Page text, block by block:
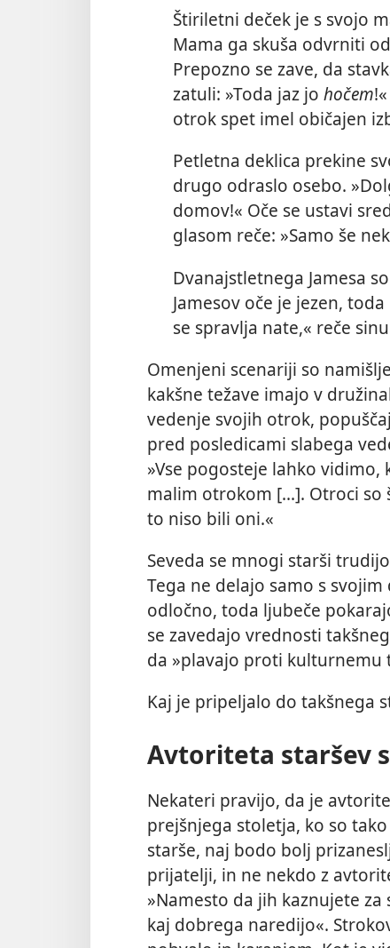
Štiriletni deček je s svojo
Mama ga skuša odvrniti
Prepozno se zave, da
zatuli: »Toda jaz jo hočem
otrok spet imel običajen
Petletna deklica prekine
drugo odraslo osebo.
domov!« Oče se ustavi
glasom reče: »Samo še
Dvanajstletnega Jamesa
Jamesov oče je jezen,
se spravlja nate,« reče
Omenjeni scenariji so
kakšne težave imajo v
vedenje svojih otrok,
pred posledicami slabega
»Vse pogosteje lahko
malim otrokom [...]. Otroci so
to niso bili oni.«
Seveda se mnogi starši
Tega ne delajo samo s
odločno, toda ljubeče
se zavedajo vrednosti
da »plavajo proti kulturnemu
Kaj je pripeljalo do takšnega
Avtoriteta staršev
Nekateri pravijo, da je
prejšnjega stoletja, ko so
starše, naj bodo bolj
prijatelji, in ne nekdo z
»Namesto da jih kaznujete
kaj dobrega naredijo«.